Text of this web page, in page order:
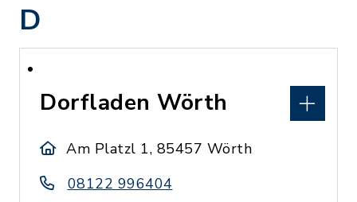
D
Dorfladen Wörth
Am Platzl 1, 85457 Wörth
08122 996404